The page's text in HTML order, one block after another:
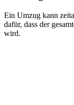
Ein Umzug kann
dafür, dass der
wird.